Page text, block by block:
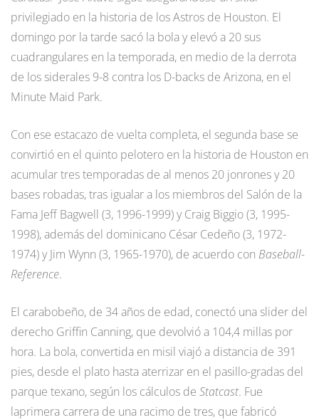
privilegiado en la historia de los Astros de Houston. El
domingo por la tarde sacó la bola y elevó a 20 sus
cuadrangulares en la temporada, en medio de la derrota
de los siderales 9-8 contra los D-backs de Arizona, en el
Minute Maid Park.
Con ese estacazo de vuelta completa, el segunda base se
convirtió en el quinto pelotero en la historia de Houston en
acumular tres temporadas de al menos 20 jonrones y 20
bases robadas, tras igualar a los miembros del Salón de la
Fama Jeff Bagwell (3, 1996-1999) y Craig Biggio (3, 1995-
1998), además del dominicano César Cedeño (3, 1972-
1974) y Jim Wynn (3, 1965-1970), de acuerdo con Baseball-
Reference.
El carabobeño, de 34 años de edad, conectó una slider del
derecho Griffin Canning, que devolvió a 104,4 millas por
hora. La bola, convertida en misil viajó a distancia de 391
pies, desde el plato hasta aterrizar en el pasillo-gradas del
parque texano, según los cálculos de Statcast. Fue
laprimera carrera de una racimo de tres, que fabricó